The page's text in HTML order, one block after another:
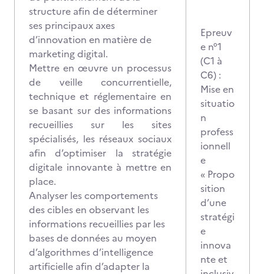
structure afin de déterminer
ses principaux axes
d’innovation en matière de
marketing digital.
Mettre en œuvre un processus
de veille concurrentielle,
technique et réglementaire en
se basant sur des informations
recueillies sur les sites
spécialisés, les réseaux sociaux
afin d’optimiser la stratégie
digitale innovante à mettre en
place.
Analyser les comportements
des ciblesen observant les
informations recueillies par les
bases de données au moyen
d’algorithmes d’intelligence
artificielle afin d’adapter la
Epreuv
e n°1
(C1 à
C6) :
Mise en
situatio
n
profess
ionnell
e
« Propo
sition
d’une
stratégi
e
innova
nte et